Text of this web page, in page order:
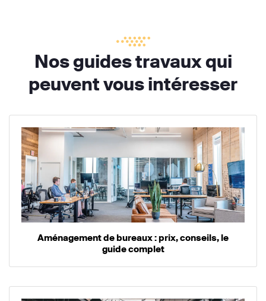
Nos guides travaux qui
peuvent vous intéresser
Aménagement de bureaux : prix, conseils, le
guide complet